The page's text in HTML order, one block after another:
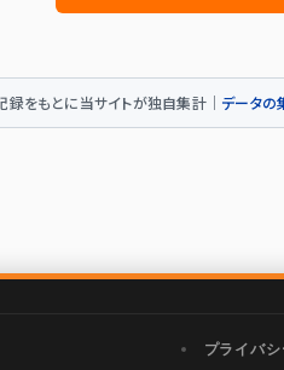
をもとに当サイトが独自集計｜ データの
プライバ